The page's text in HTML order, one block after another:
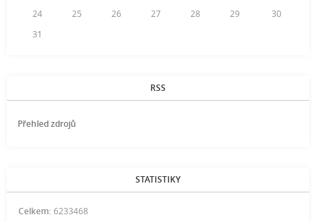
24
25 26 27 28 29
30
31
RSS
Přehled zdrojů
STATISTIKY
Celkem: 6233468